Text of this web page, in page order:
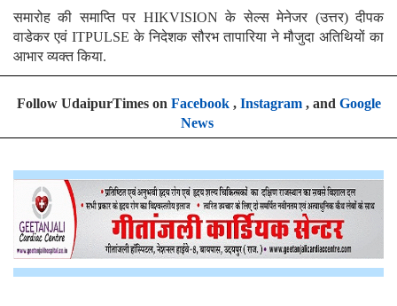
समारोह की समाप्ति पर HIKVISION के सेल्स मेनेजर (उत्तर) दीपक
वाडेकर एवं ITPULSE के निदेशक सौरभ तापारिया ने मौजुदा अतिथियों का
आभार व्यक्त किया.
Follow UdaipurTimes on Facebook, Instagram, and Google
News